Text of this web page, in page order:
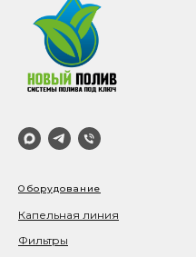
Оборудование
Капельная линия
Фильтры